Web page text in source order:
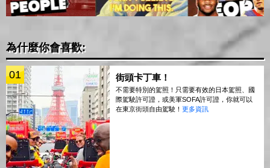
為什麼你會喜歡:
01 街頭卡丁車！
不需要特別的駕照！只需要有效的日本駕照、國
際駕駛許可證，或美軍SOFA許可證，你就可以
在東京街頭自由駕駛！ 更多資訊